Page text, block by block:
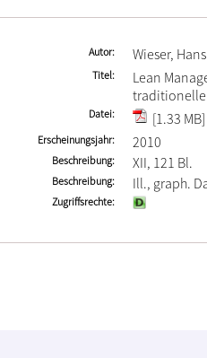
Autor Wieser,
Titel
Lean
Datei [1.33 MB]
Erscheinungsjahr 2010
Beschreibung XII, 121 Bl.
Beschreibung Ill., graph.
Zugriffsrechte